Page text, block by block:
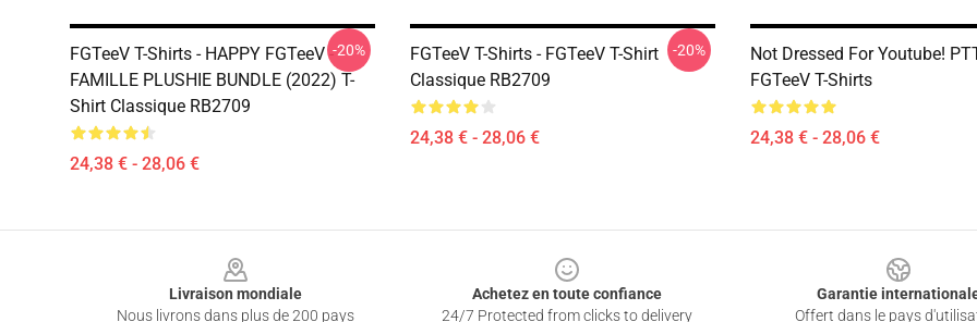
FGTeeV T-Shirts - HAPPY FGTeeV -
FAMILLE PLUSHIE BUNDLE (2022) T-
Shirt Classique RB2709
24,38 € - 28,06 €
-20%
FGTeeV T-Shirts - FGTeeV T-Shirt
Classique RB2709
24,38 € - 28,06 €
-20%
Not Dressed For Youtube!
FGTeeV T-Shirts
24,38 € - 28,06 €
Livraison mondiale
Nous livrons dans plus de 200 pays
Achetez en toute confiance
24/7 Protected from clicks to delivery
Garantie
Offert dans le pays